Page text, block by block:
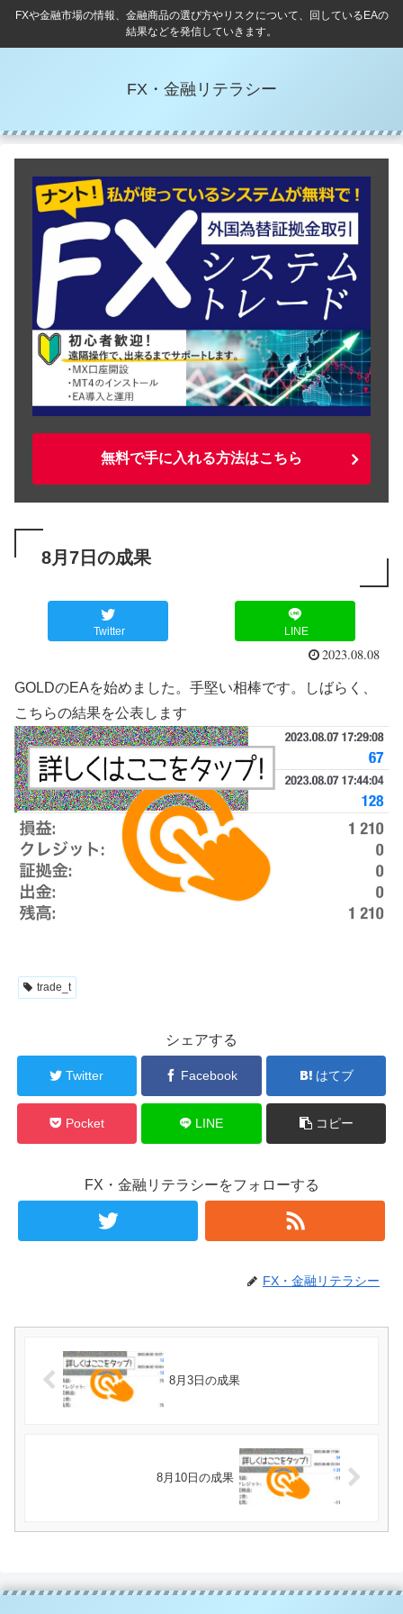
FXや金融市場の情報、金融商品の選び方やリスクについて、回しているEAの
結果などを発信していきます。
FX・金融リテラシー
無料で手に入れる方法はこちら
8月7日の成果
Twitter LINE
2023.08.08
GOLDのEAを始めました。手堅い相棒です。しばらく、
こちらの結果を公表します
trade_t
シェアする
Twitter Facebook はてブ
Pocket LINE コピー
FX・金融リテラシーをフォローする
FX・金融リテラシー
8月3日の成果
8月10日の成果